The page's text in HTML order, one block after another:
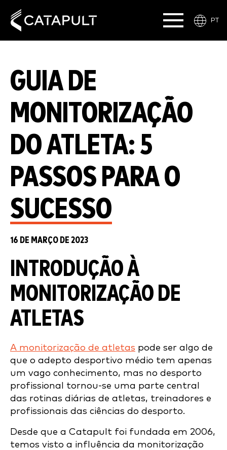
PT
GUIA DE
MONITORIZAÇÃO
DO ATLETA: 5
PASSOS PARA O
SUCESSO
16 DE MARÇO DE 2023
INTRODUÇÃOÀ
MONITORIZAÇÃO DE
ATLETAS
A monitorização de atletas pode ser algo de
que o adepto desportivo médio tem apenas
um vago conhecimento, mas no desporto
profissional tornou-se uma parte central
das rotinas diárias de atletas, treinadores e
profissionais das ciências do desporto.
Desde que a Catapult foi fundada em 2006,
temos visto a influência da monitorização